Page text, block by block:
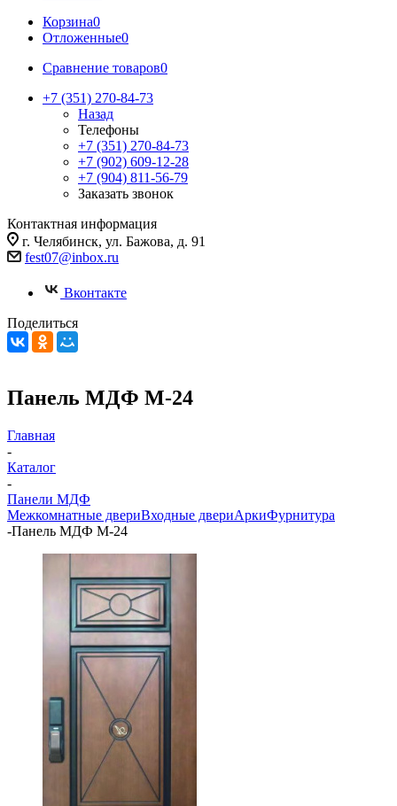
Корзина0
Отложенные0
Сравнение товаров0
+7 (351) 270-84-73
Назад
Телефоны
+7 (351) 270-84-73
+7 (902) 609-12-28
+7 (904) 811-56-79
Заказать звонок
Контактная информация
г. Челябинск, ул. Бажова, д. 91
fest07@inbox.ru
Вконтакте
Поделиться
Панель МДФ М-24
Главная
-
Каталог
-
Панели МДФ
Межкомнатные двериВходные двериАркиФурнитура
-Панель МДФ М-24